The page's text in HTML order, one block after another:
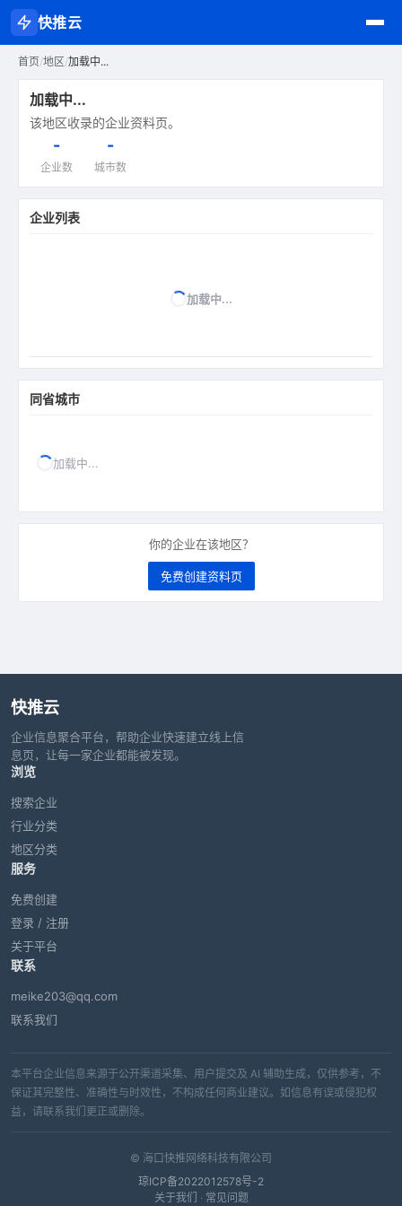
快推云
首页/地区/加载中...
加载中...
该地区收录的企业资料页。
-
企业数
-
城市数
企业列表
加载中...
同省城市
加载中...
你的企业在该地区？
免费创建资料页
快推云
企业信息聚合平台，帮助企业快速建立线上信
息页，让每一家企业都能被发现。
浏览
搜索企业
行业分类
地区分类
服务
免费创建
登录 / 注册
关于平台
联系
meike203@qq.com
联系我们
本平台企业信息来源于公开渠道采集、用户提交及 AI 辅助生成，仅供参考，不
保证其完整性、准确性与时效性，不构成任何商业建议。如信息有误或侵犯权
益，请联系我们更正或删除。
© 海口快推网络科技有限公司
琼ICP备2022012578号-2
关于我们 · 常见问题